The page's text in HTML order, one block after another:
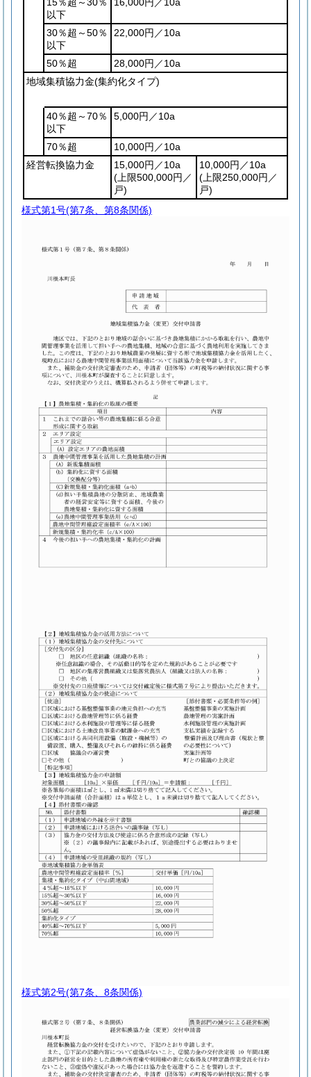
以下
30％超～50％
以下
22,000円／10a
50％超
28,000円／10a
地域集積協力金(集約化タイプ)
40％超～70％
以下
5,000円／10a
70％超
10,000円／10a
経営転換協力金
15,000円／10a
(上限500,000円／
戸)
10,000円／10a
(上限250,000円／
戸)
様式第1号(第7条、第8条関係)
様式第2号(第7条、8条関係)